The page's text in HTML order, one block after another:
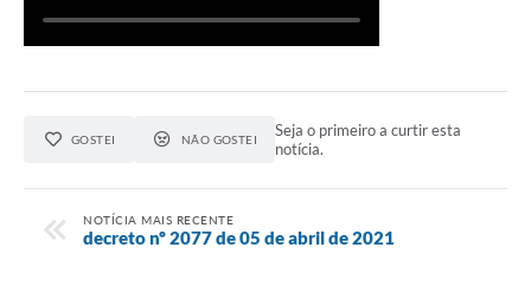
GOSTEI NÃO GOSTEI
Seja o primeiro a curtir esta
notícia.
NOTÍCIA MAIS RECENTE
decreto nº 2077 de 05 de abril de 2021